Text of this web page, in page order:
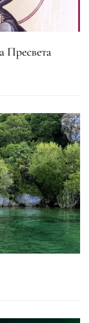
Пресвета